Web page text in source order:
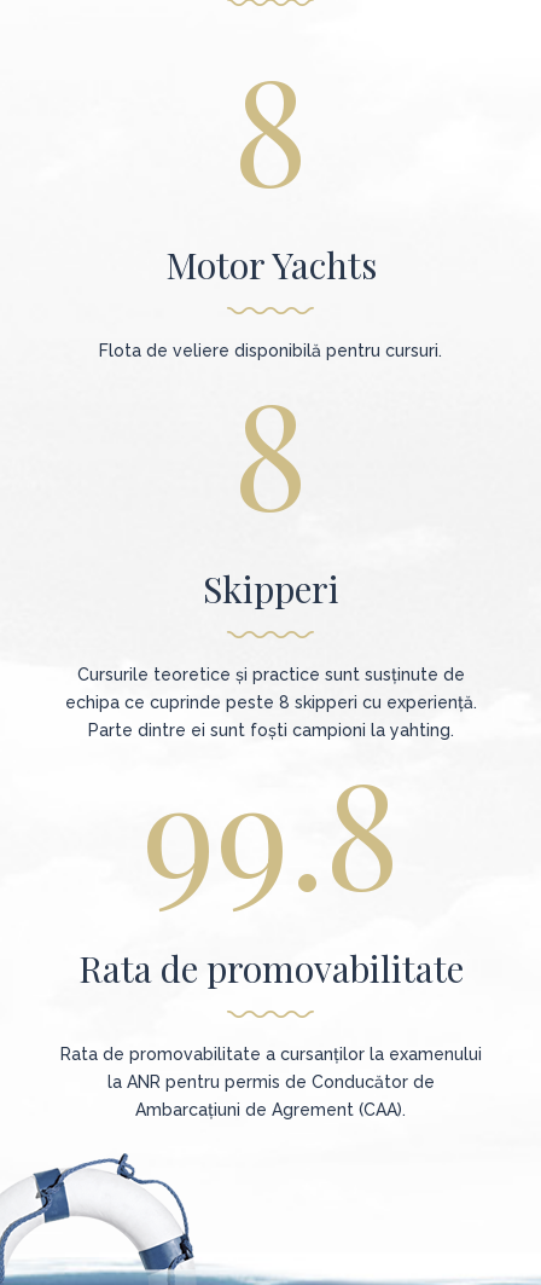
8
Motor Yachts
Flota de veliere disponibilă pentru cursuri.
8
Skipperi
Cursurile teoretice și practice sunt susținute de
echipa ce cuprinde peste 8 skipperi cu experiență.
Parte dintre ei sunt foști campioni la yahting.
99.8
Rata de promovabilitate
Rata de promovabilitate a cursanților la examenului
la ANR pentru permis de Conducător de
Ambarcațiuni de Agrement (CAA).